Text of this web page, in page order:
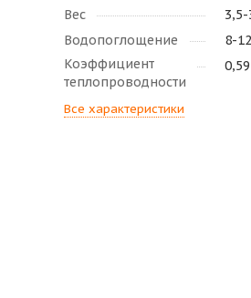
Вес
Водопоглощение
8-
Коэффициент
теплопроводности
0,59
Все характеристики